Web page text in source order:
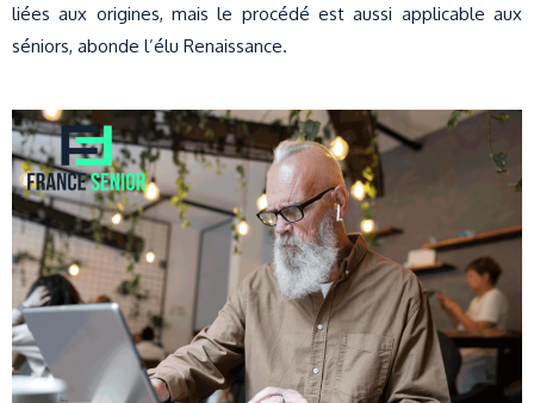
liées aux origines, mais le procédé est aussi applicable aux
séniors, abonde l’élu Renaissance.